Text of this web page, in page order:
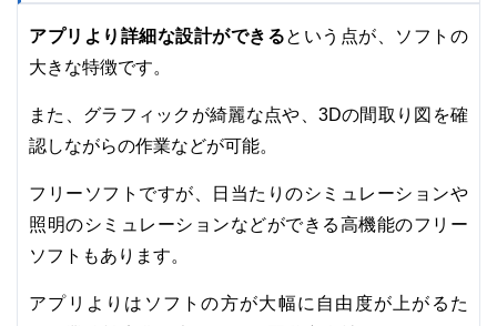
アプリより詳細な設計ができるという点が、ソフトの
大きな特徴です。
また、グラフィックが綺麗な点や、3Dの間取り図を確
認しながらの作業などが可能。
フリーソフトですが、日当たりのシミュレーションや
照明のシミュレーションなどができる高機能のフリー
ソフトもあります。
アプリよりはソフトの方が大幅に自由度が上がるた